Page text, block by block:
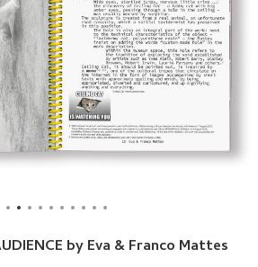
by Eva & Franco Mattes